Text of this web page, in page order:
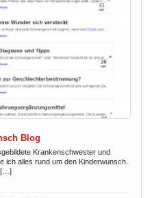
Blog
Krankenschwester und
ich alles rund um den Kinderwunsch.
[…]